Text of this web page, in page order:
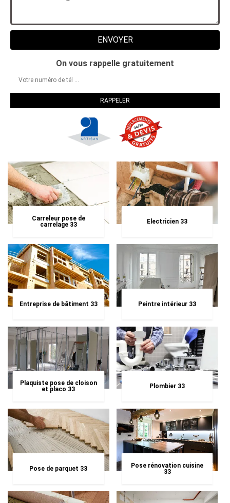
On vous rappelle gratuitement
Carreleur pose de
carrelage 33
Electricien 33
Entreprise de bâtiment 33 Peintre intérieur 33
Plaquiste pose de cloison
et placo 33
Plombier 33
Pose de parquet 33
Pose rénovation cuisine
33